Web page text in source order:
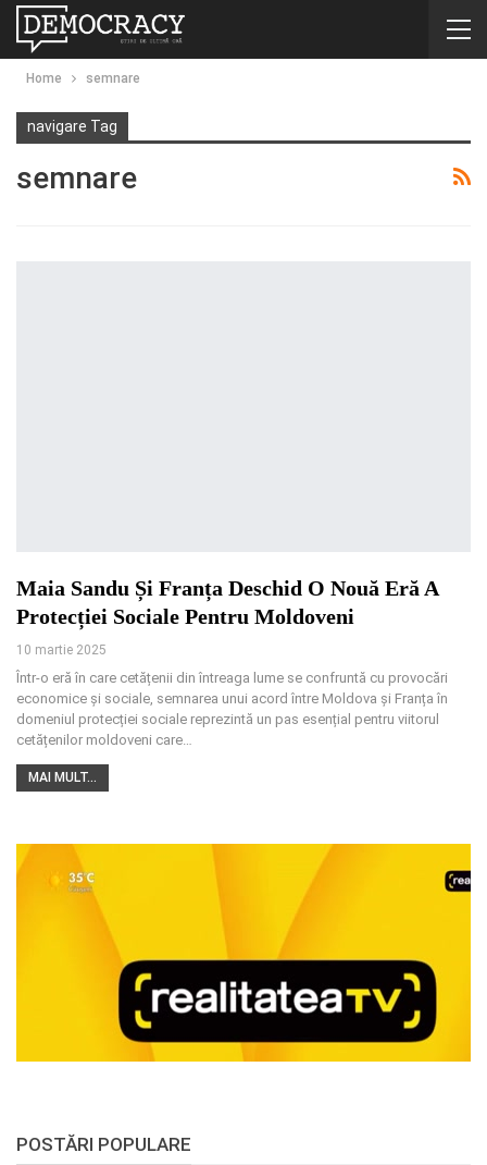
Home semnare
navigare Tag
semnare
Maia Sandu Și Franța Deschid O Nouă Eră A
Protecției Sociale Pentru Moldoveni
10 martie 2025
Într-o eră în care cetățenii din întreaga lume se confruntă cu provocări
economice și sociale, semnarea unui acord între Moldova și Franța în
domeniul protecției sociale reprezintă un pas esențial pentru viitorul
cetățenilor moldoveni care…
MAI MULT...
POSTĂRI POPULARE